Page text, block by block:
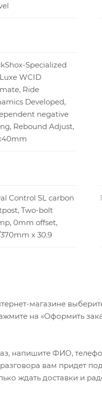
Specialized
WCID
Ride
Developed,
negative
Rebound Adjust,
Control SL carbon
Two-bolt
0mm offset,
370mm x 30.9
магазине
на «Оформить
напишите ФИО,
разговора вам придет
ждать доставки и